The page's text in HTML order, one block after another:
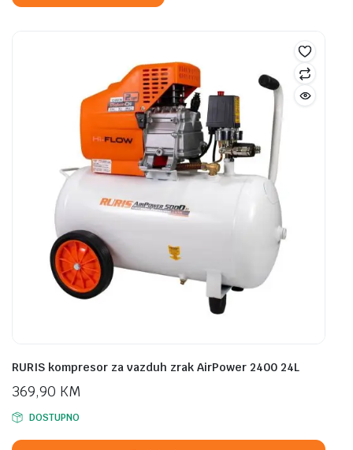
RURIS kompresor za vazduh zrak AirPower 2400 24L
369,90 KM
DOSTUPNO